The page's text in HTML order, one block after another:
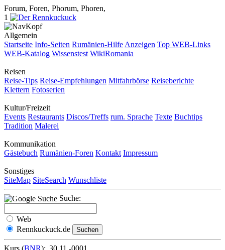
Forum, Foren, Phorum, Phoren,
1
Allgemein
Startseite Info-Seiten Rumänien-Hilfe Anzeigen Top WEB-Links
WEB-Katalog Wissenstest WikiRomania
Reisen
Reise-Tips Reise-Empfehlungen Mitfahrbörse Reiseberichte
Klettern Fotoserien
Kultur/Freizeit
Events Restaurants Discos/Treffs rum. Sprache Texte Buchtips
Tradition Malerei
Kommunikation
Gästebuch Rumänien-Foren Kontakt Impressum
Sonstiges
SiteMap SiteSearch Wunschliste
Suche:
Web
Rennkuckuck.de